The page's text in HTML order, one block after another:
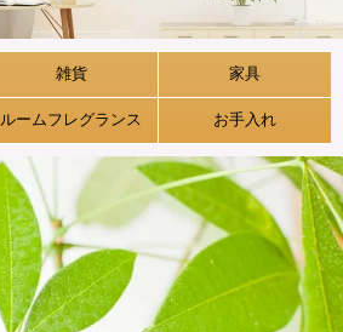
雑貨 家具
ルームフレグランス お手入れ